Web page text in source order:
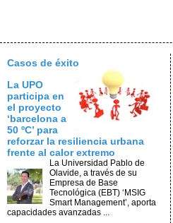
Casos de éxito
La UPO
participa en
el proyecto
‘barcelona a
50 ºC’ para
reforzar la resiliencia urbana
frente al calor extremo
La Universidad Pablo de
Olavide, a través de su
Empresa de Base
Tecnológica (EBT) ‘MSIG
Smart Management’, aporta
capacidades avanzadas ...